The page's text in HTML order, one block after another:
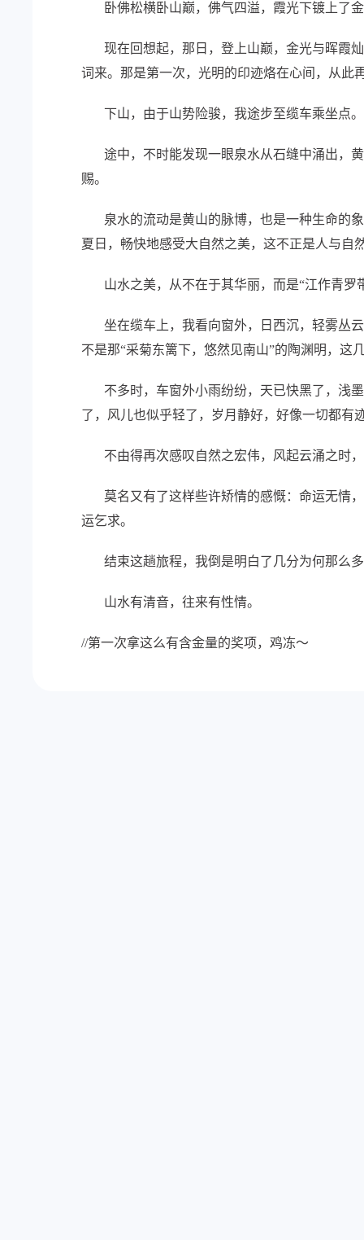
卧佛松横卧山巅，佛气四溢，霞光下镀上了金
现在回想起，那日，登上山巅，金光与晖霞灿
词来。那是第一次，光明的印迹烙在心间，从此
下山，由于山势险骏，我途步至缆车乘坐点。
途中，不时能发现一眼泉水从石缝中涌出，黄
赐。
泉水的流动是黄山的脉博，也是一种生命的象
夏日，畅快地感受大自然之美，这不正是人与自
山水之美，从不在于其华丽，而是“江作青罗
坐在缆车上，我看向窗外，日西沉，轻雾丛云
不是那“采菊东篱下，悠然见南山”的陶渊明，这
不多时，车窗外小雨纷纷，天已快黑了，浅墨
了，风儿也似乎轻了，岁月静好，好像一切都
不由得再次感叹自然之宏伟，风起云涌之时，
莫名又有了这样些许矫情的感慨：命运无情，
运乞求。
结束这趟旅程，我倒是明白了几分为何那么
山水有清音，往来有性情。
//第一次拿这么有含金量的奖项，鸡冻～